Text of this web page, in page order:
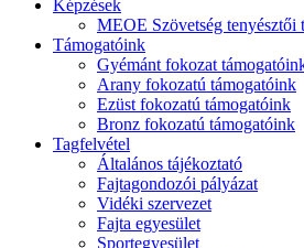
Képzések
MEOE Szövetség tenyésztői
Támogatóink
Gyémánt fokozat
Arany fokozatú támogatóink
Ezüst fokozatú támogatóink
Bronz fokozatú támogatóink
Tagfelvétel
Általános tájékoztató
Fajtagondozói pályázat
Vidéki szervezet
Fajta egyesület
Sportegyesület